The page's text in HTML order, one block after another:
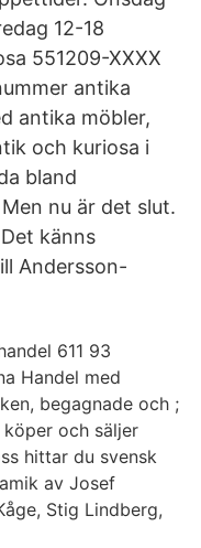
12-18
551209-XXXX
antika
antika möbler,
och kuriosa i
bland
nu är det slut.
känns
Andersson-
611 93
Handel med
begagnade och ;
och säljer
hittar du svensk
av Josef
Stig Lindberg,